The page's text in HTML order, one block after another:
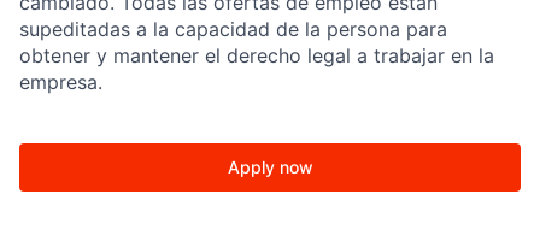
supeditadas a la capacidad de la persona para
obtener y mantener el derecho legal a trabajar en la
empresa.
Apply now